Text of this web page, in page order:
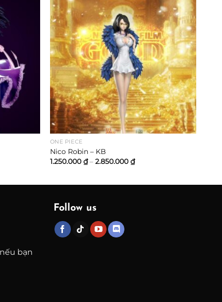
ONE PIECE
Nico Robin – KB
1.250.000₫ – 2.850.000₫Khoảng
giá:
bạn
Follow us